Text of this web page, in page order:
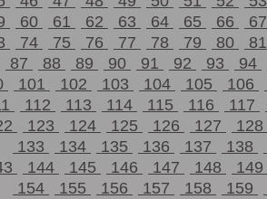
60 61 62 63 64 65 66 67
74 75 76 77 78 79 80 81
87
88 89 90 91 92 93 94
101 102 103 104 105 106
112 113 114 115 116 117
123 124 125 126 127 128
133
134 135 136 137 138
144 145 146 147 148 149
154
155 156 157 158 159